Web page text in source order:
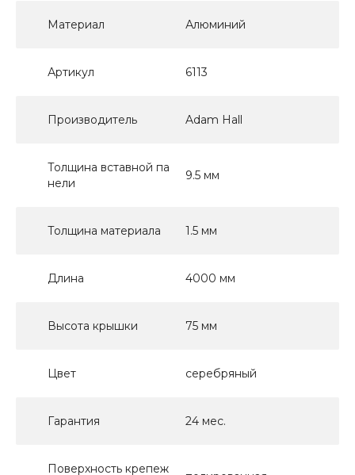
Материал Алюминий
Артикул 6113
Производитель Adam Hall
Толщина вставной па
нели
9.5 мм
Толщина материала 1.5 мм
Длина 4000 мм
Высота крышки 75 мм
Цвет серебряный
Гарантия 24 мес.
Поверхность крепеж